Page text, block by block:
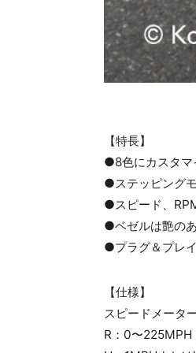
【特長】
●8色にカスタマ
●ステッピング
●スピード、
●ベゼルは艶の
●プラグ＆プレ
【仕様】
スピードメータ
R：0〜225MPH